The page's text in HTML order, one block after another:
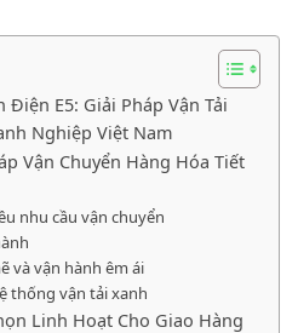
Điện E5: Giải Pháp Vận Tải
Nghiệp Việt Nam
Vận Chuyển Hàng Hóa Tiết
nhu cầu vận chuyển
và vận hành êm ái
thống vận tải xanh
Linh Hoạt Cho Giao Hàng